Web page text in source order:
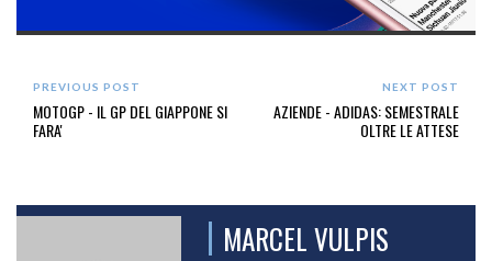
PREVIOUS POST
MOTOGP - IL GP DEL GIAPPONE SI
FARA'
NEXT POST
AZIENDE - ADIDAS: SEMESTRALE
OLTRE LE ATTESE
MARCEL VULPIS